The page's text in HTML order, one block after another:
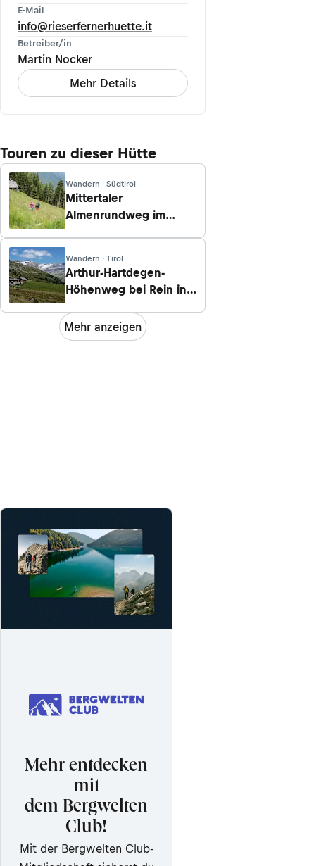
E-Mail
info@rieserfernerhuette.it
Betreiber/in
Martin Nocker
Mehr Details
Touren zu dieser Hütte
Wandern · Südtirol
Mittertaler
Almenrundweg im
Wandern · Tirol
Arthur-Hartdegen-
Höhenweg bei Rein in
Mehr anzeigen
Mehr entdecken
mit
dem Bergwelten
Club!
Mit der Bergwelten Club-